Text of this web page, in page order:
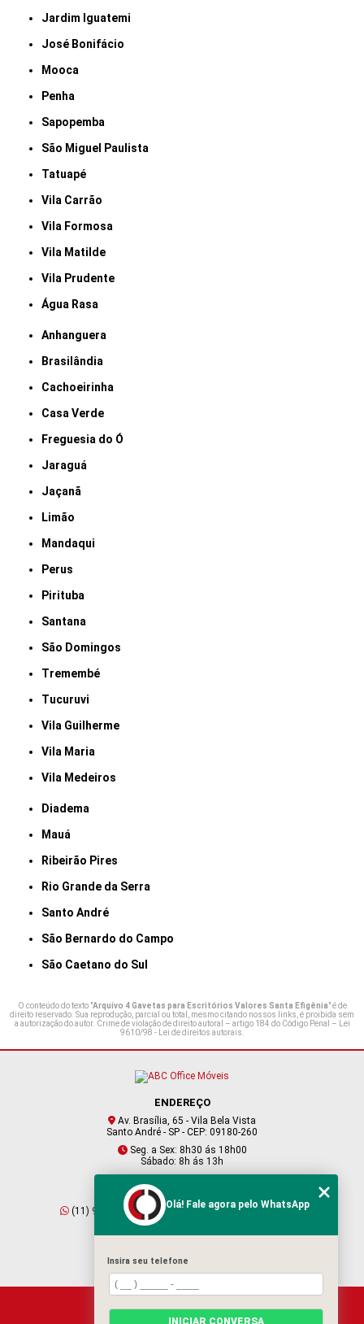
Jardim Iguatemi
José Bonifácio
Mooca
Penha
Sapopemba
São Miguel Paulista
Tatuapé
Vila Carrão
Vila Formosa
Vila Matilde
Vila Prudente
Água Rasa
Anhanguera
Brasilândia
Cachoeirinha
Casa Verde
Freguesia do Ó
Jaraguá
Jaçanã
Limão
Mandaqui
Perus
Pirituba
Santana
São Domingos
Tremembé
Tucuruvi
Vila Guilherme
Vila Maria
Vila Medeiros
Diadema
Mauá
Ribeirão Pires
Rio Grande da Serra
Santo André
São Bernardo do Campo
São Caetano do Sul
O conteúdo do texto "Arquivo 4 Gavetas para Escritórios Valores Santa Efigênia" é de
direito reservado. Sua reprodução, parcial ou total, mesmo citando nossos links, é proibida sem
a autorização do autor. Crime de violação de direito autoral – artigo 184 do Código Penal – Lei
9610/98 - Lei de direitos autorais.
ENDEREÇO
Av. Brasília, 65 - Vila Bela Vista
Santo André - SP - CEP: 09180-260
Seg. a Sex: 8h30 ás 18h00
Sábado: 8h ás 13h
CONTATO
(11) 95409-2229
(11) 4901-6045
vendas@abcofficemoveis.com.br
HOME
SOBRE NÓS
Olá! Fale agora pelo WhatsApp
Insira seu telefone
INICIAR CONVERSA